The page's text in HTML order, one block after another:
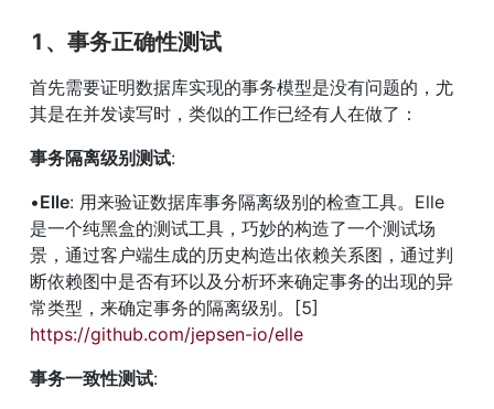
1、事务正确性测试
首先需要证明数据库实现的事务模型是没有问题的，尤
其是在并发读写时，类似的工作已经有人在做了：
事务隔离级别测试:
•Elle: 用来验证数据库事务隔离级别的检查工具。Elle
是一个纯黑盒的测试工具，巧妙的构造了一个测试场
景，通过客户端生成的历史构造出依赖关系图，通过判
断依赖图中是否有环以及分析环来确定事务的出现的异
常类型，来确定事务的隔离级别。[5]
https://github.com/jepsen-io/elle
事务一致性测试: